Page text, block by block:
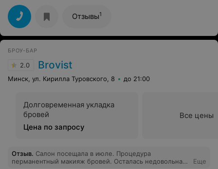
Отзывы1
БРОУ-БАР
2.0 Brovist
Минск, ул. Кирилла Туровского, 8 до 21:00
Долговременная укладка
бровей
Цена по запросу
Все цены
Отзыв. Салон посещала в июле. Процедура
перманентный макияж бровей. Осталась недовольна
Еще